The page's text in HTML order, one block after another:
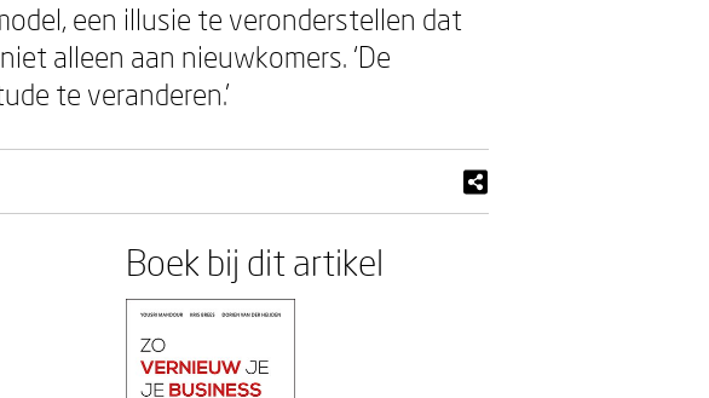
een illusie te veronderstellen dat
alleen aan nieuwkomers. ‘De
te veranderen.’
Boek bij dit artikel